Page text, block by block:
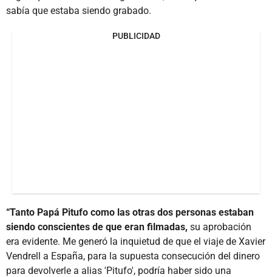
sabía que estaba siendo grabado.
PUBLICIDAD
“Tanto Papá Pitufo como las otras dos personas estaban
siendo conscientes de que eran filmadas, su aprobación
era evidente. Me generó la inquietud de que el viaje de Xavier
Vendrell a España, para la supuesta consecución del dinero
para devolverle a alias 'Pitufo', podría haber sido una